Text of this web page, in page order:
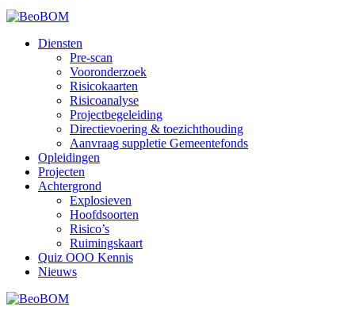
Diensten
Pre-scan
Vooronderzoek
Risicokaarten
Risicoanalyse
Projectbegeleiding
Directievoering & toezichthouding
Aanvraag suppletie Gemeentefonds
Opleidingen
Projecten
Achtergrond
Explosieven
Hoofdsoorten
Risico’s
Ruimingskaart
Quiz OOO Kennis
Nieuws